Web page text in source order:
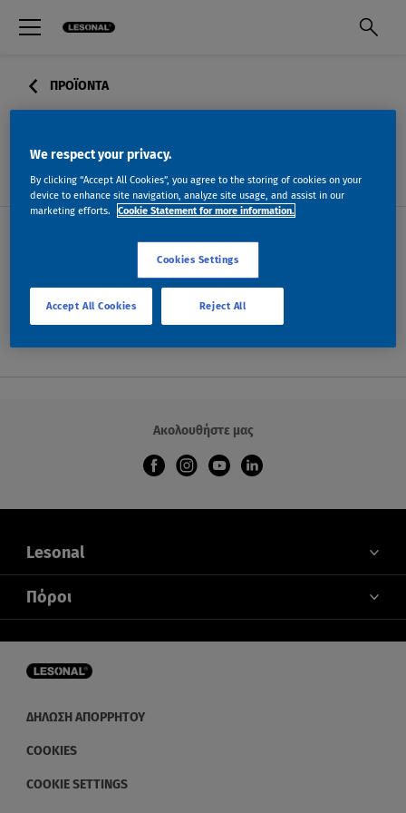
ΠΡΟΪΟΝΤΑ
1K-ETCH-PRIMER-RTS
ΔΕΛΤΙΑ ΠΛΗΡΟΦΟΡΙΩΝ
ΜΕΤΑΒΑΣΗ ΣΤΗΝ ΑΝΑΖΉΤΗΣΗ ΔΔΑ
Ακολουθήστε μας
Lesonal
ΠΟΙΟΙ ΕΙΜΑΣΤΕ
ΕΠΙΚΟΙΝΩΝΙΑ
ΝΕΑ ΚΑΙ ΕΚΔΗΛΩΣΕΙΣ
Πόροι
ΔΙΑΝΟΜΕΙΣ
ΔΗΛΩΣΗ ΑΠΟΡΡΗΤΟΥ
COOKIES
COOKIE SETTINGS
We respect your privacy.
By clicking “Accept All Cookies”, you agree to the storing of cookies on your
device to enhance site navigation, analyze site usage, and assist in our
marketing efforts.
Cookie Statement for more information.
Cookies Settings
Reject All
Accept All Cookies